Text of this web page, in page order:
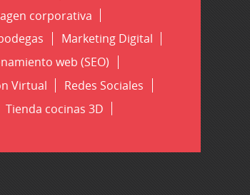
corporativa
Marketing Digital
web (SEO)
Virtual
Redes Sociales
Tienda cocinas 3D